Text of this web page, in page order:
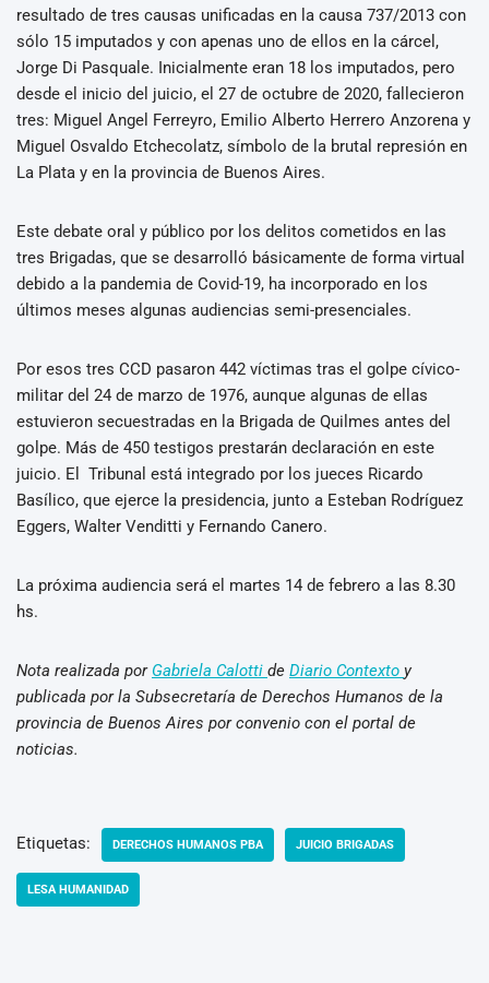
resultado de tres causas unificadas en la causa 737/2013 con
sólo 15 imputados y con apenas uno de ellos en la cárcel,
Jorge Di Pasquale. Inicialmente eran 18 los imputados, pero
desde el inicio del juicio, el 27 de octubre de 2020, fallecieron
tres: Miguel Angel Ferreyro, Emilio Alberto Herrero Anzorena y
Miguel Osvaldo Etchecolatz, símbolo de la brutal represión en
La Plata y en la provincia de Buenos Aires.
Este debate oral y público por los delitos cometidos en las
tres Brigadas, que se desarrolló básicamente de forma virtual
debido a la pandemia de Covid-19, ha incorporado en los
últimos meses algunas audiencias semi-presenciales.
Por esos tres CCD pasaron 442 víctimas tras el golpe cívico-
militar del 24 de marzo de 1976, aunque algunas de ellas
estuvieron secuestradas en la Brigada de Quilmes antes del
golpe. Más de 450 testigos prestarán declaración en este
juicio. El Tribunal está integrado por los jueces Ricardo
Basílico, que ejerce la presidencia, junto a Esteban Rodríguez
Eggers, Walter Venditti y Fernando Canero.
La próxima audiencia será el martes 14 de febrero a las 8.30
hs.
Nota realizada por Gabriela Calotti de Diario Contexto y
publicada por la Subsecretaría de Derechos Humanos de la
provincia de Buenos Aires por convenio con el portal de
noticias.
Etiquetas: DERECHOS HUMANOS PBA JUICIO BRIGADAS
LESA HUMANIDAD